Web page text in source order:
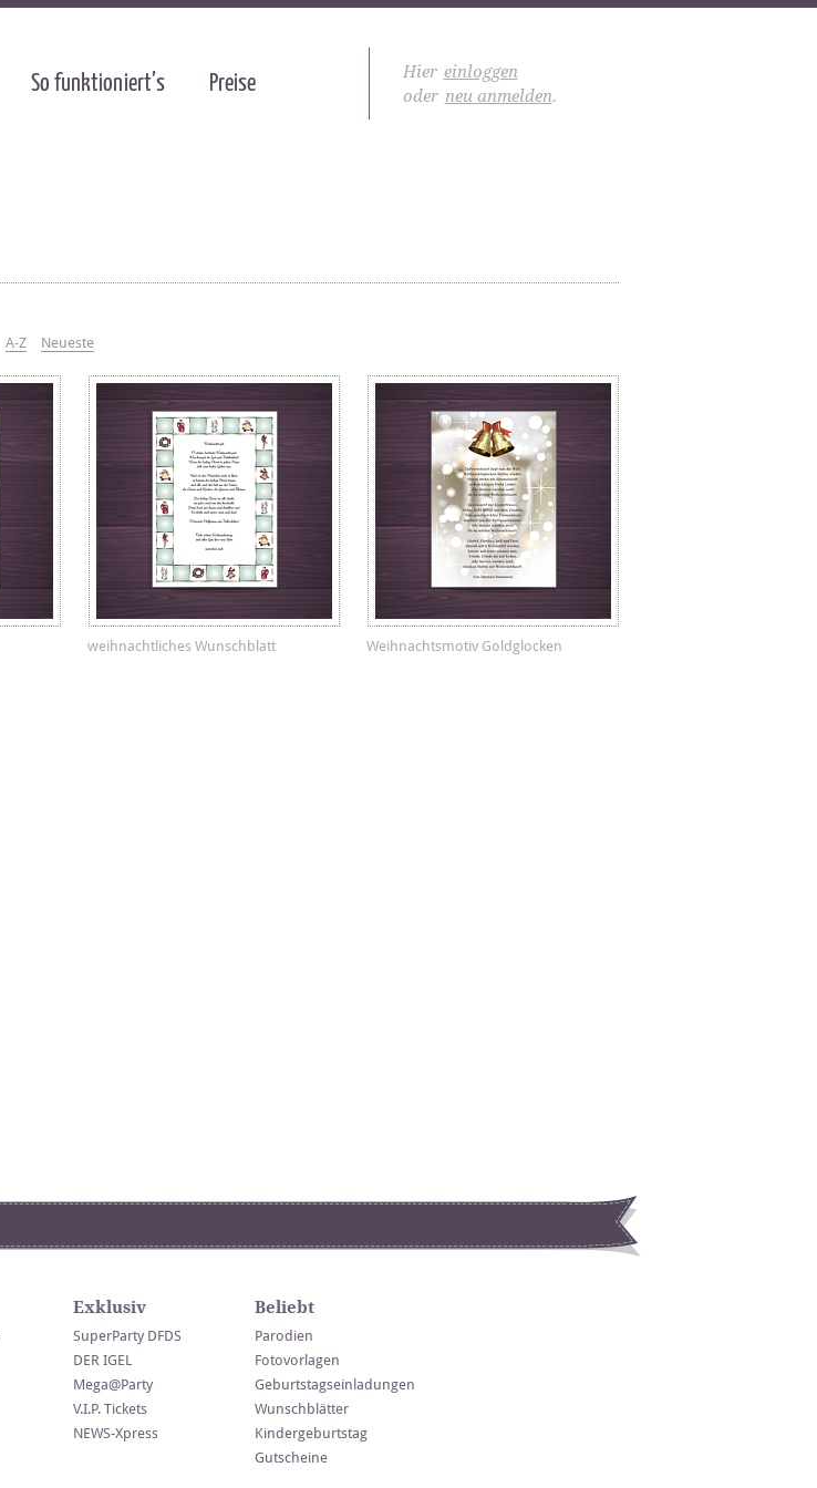
Hier einloggen
oder neu anmelden.
So funktioniert’s Preise
A-Z Neueste
weihnachtliches Wunschblatt Weihnachtsmotiv Goldglocken
Exklusiv
SuperParty DFDS
DER IGEL
Mega@Party
V.I.P. Tickets
NEWS-Xpress
Beliebt
Parodien
Fotovorlagen
Geburtstagseinladungen
Wunschblätter
Kindergeburtstag
Gutscheine